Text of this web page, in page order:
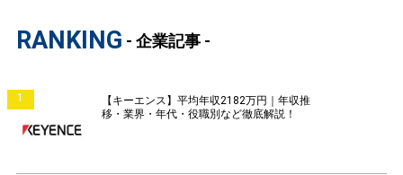
RANKING - 企業記事 -
1
【キーエンス】平均年収2182万円｜年収推
移・業界・年代・役職別など徹底解説！